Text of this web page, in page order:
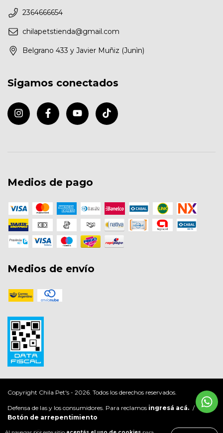
2364666654
chilapetstienda@gmail.com
Belgrano 433 y Javier Muñiz (Junìn)
Sigamos conectados
Medios de pago
Medios de envío
Copyright Chila Pet's - 2026. Todos los derechos reservados.
Defensa de las y los consumidores. Para reclamos ingresá acá. /
Botón de arrepentimiento